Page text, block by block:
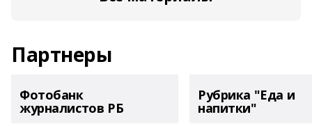
Партнеры
Фотобанк
журналистов РБ
Рубрика "Еда и
напитки"